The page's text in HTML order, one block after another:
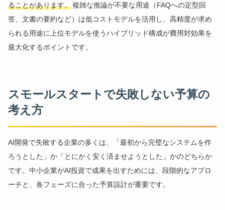
ることがあります。複雑な推論が不要な用途（FAQへの定型回
答、文書の要約など）は低コストモデルを活用し、高精度が求め
られる用途に上位モデルを使うハイブリッド構成が費用対効果を
最大化するポイントです。
スモールスタートで失敗しない予算の
考え方
AI開発で失敗する企業の多くは、「最初から完璧なシステムを作
ろうとした」か「とにかく安く済ませようとした」かのどちらか
です。中小企業がAI投資で成果を出すためには、段階的なアプロ
ーチと、各フェーズに合った予算設計が重要です。